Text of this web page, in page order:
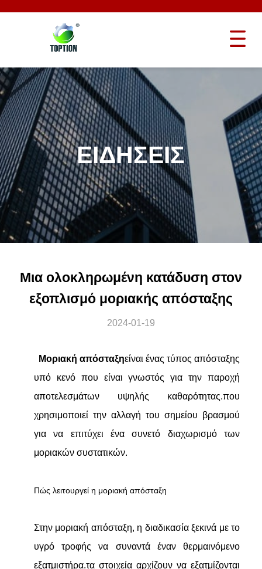
ΕΙΔΉΣΕΙΣ
Μια ολοκληρωμένη κατάδυση στον
εξοπλισμό μοριακής απόσταξης
2024-01-19
Μοριακή απόσταξηείναι ένας τύπος απόσταξης
υπό κενό που είναι γνωστός για την παροχή
αποτελεσμάτων υψηλής καθαρότητας.που
χρησιμοποιεί την αλλαγή του σημείου βρασμού
για να επιτύχει ένα συνετό διαχωρισμό των
μοριακών συστατικών.
Πώς λειτουργεί η μοριακή απόσταξη
Στην μοριακή απόσταξη, η διαδικασία ξεκινά με το
υγρό τροφής να συναντά έναν θερμαινόμενο
εξατμιστήρα.τα στοιχεία αρχίζουν να εξατμίζονται